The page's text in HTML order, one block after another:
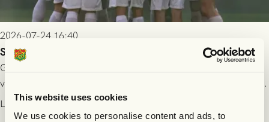
This website uses cookies
We use cookies to personalise content and ads, to
2026-07-24 16:40
Seger i första kvalmatchen mot FC Nordsjælland
GAIS dominerade i första halvlek och skapade fler chanser,
välförtjänt fick de in ett ledningsmål strax innan halvtid. Efter
halvtidsvilan sjönk tempot när Nordsjälland tilläts ha mer av
bollen, men GAIS försvarade sig disciplinerat och säkrade en
Läs mer